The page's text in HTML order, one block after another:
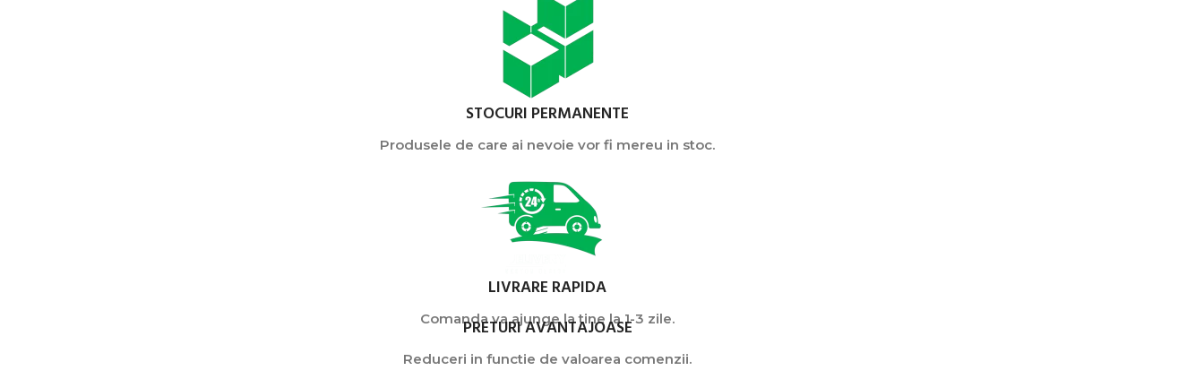
STOCURI PERMANENTE
Produsele de care ai nevoie vor fi mereu in stoc.
LIVRARE RAPIDA
Comanda va ajunge la tine la 1-3 zile.
PRETURI AVANTAJOASE
Reduceri in functie de valoarea comenzii.